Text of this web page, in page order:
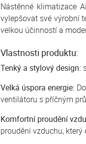
Nástěnné klimatizace
vylepšovat své výrobní
velkou účinností a
Vlastnosti produktu:
Tenký a stylový design:
Velká úspora energie:
ventilátoru s příčným
Komfortní proudění
proudění vzduchu,